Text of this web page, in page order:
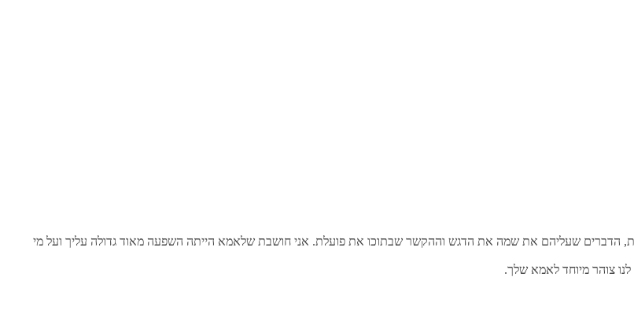
הדברים שעליהם את שמה את הדגש וההקשר שבתוכו את פועלת. אני חושבת שלאמא הייתה השפעה מאוד גדולה עליך ועל מי
צוהר מיוחד לאמא שלך.